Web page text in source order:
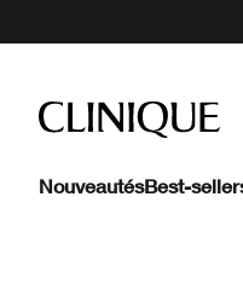
NouveautésBest-